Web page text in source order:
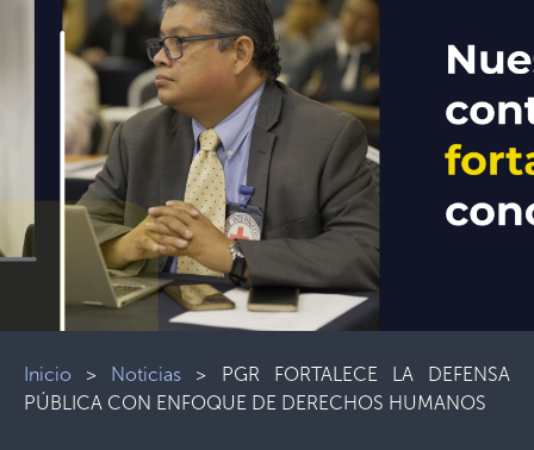
Inicio > Noticias > PGR FORTALECE LA DEFENSA
PÚBLICA CON ENFOQUE DE DERECHOS HUMANOS